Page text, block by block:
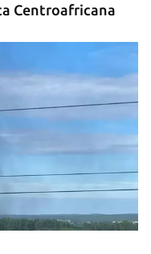
Centroafricana